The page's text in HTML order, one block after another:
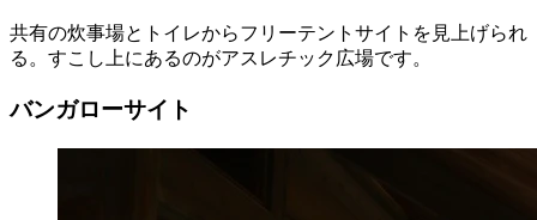
共有の炊事場とトイレからフリーテントサイトを見上げられ
る。すこし上にあるのがアスレチック広場です。
バンガローサイト